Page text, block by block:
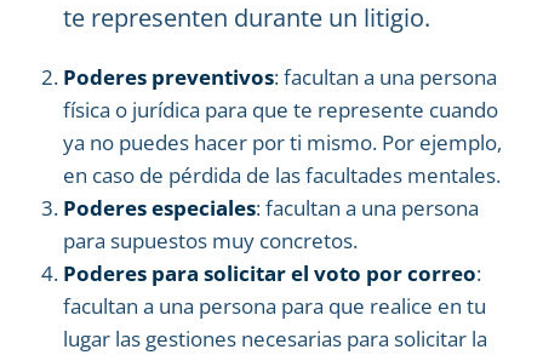
te representen durante un litigio.
Poderes preventivos: facultan a una persona
física o jurídica para que te represente cuando
ya no puedes hacer por ti mismo. Por ejemplo,
en caso de pérdida de las facultades mentales.
Poderes especiales: facultan a una persona
para supuestos muy concretos.
Poderes para solicitar el voto por correo:
facultan a una persona para que realice en tu
lugar las gestiones necesarias para solicitar la